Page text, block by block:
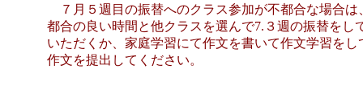
７月５週目の振替へのクラス参加が不都合な場合は
都合の良い時間と他クラスを選んで7.３週の振替をし
いただくか、家庭学習にて作文を書いて作文学習をし
作文を提出してください。